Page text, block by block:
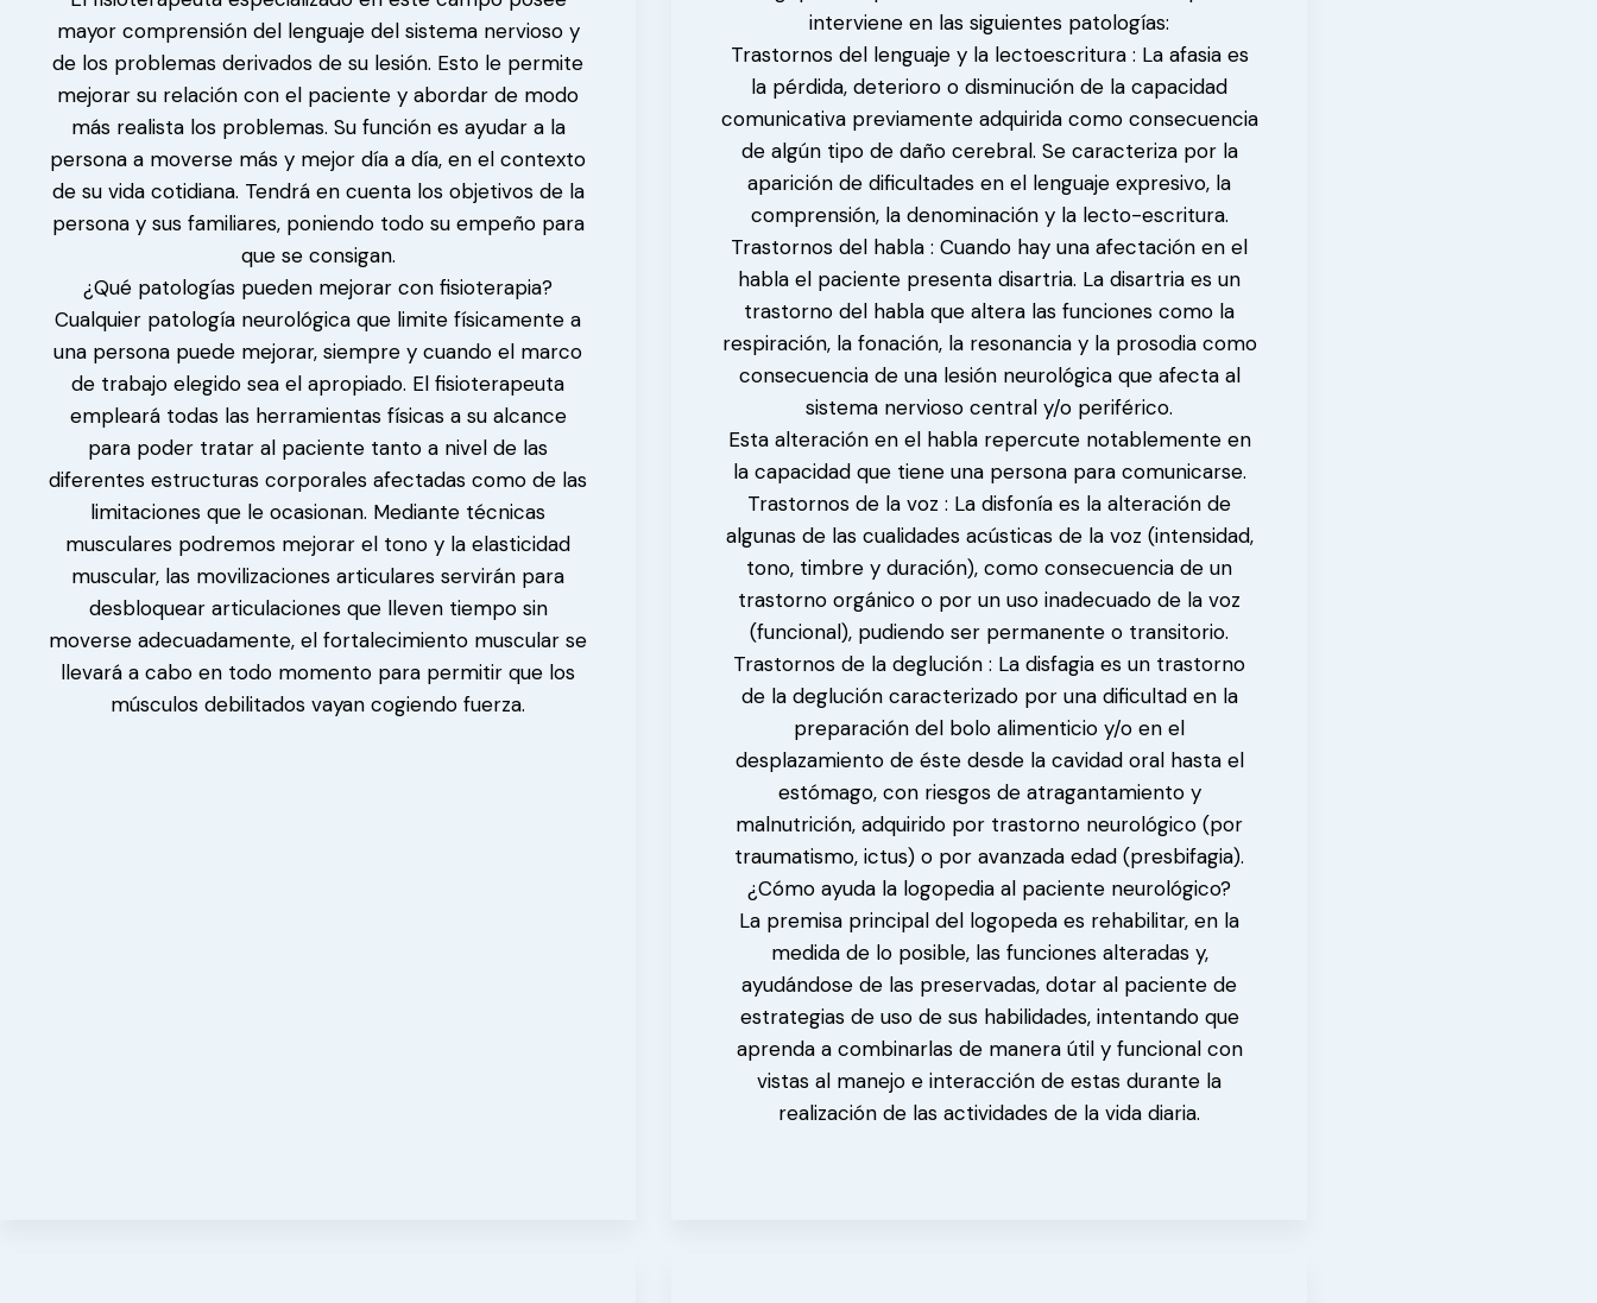
mayor comprensión del lenguaje del sistema nervioso y
de los problemas derivados de su lesión. Esto le permite
mejorar su relación con el paciente y abordar de modo
más realista los problemas. Su función es ayudar a la
persona a moverse más y mejor día a día, en el contexto
de su vida cotidiana. Tendrá en cuenta los objetivos de la
persona y sus familiares, poniendo todo su empeño para
que se consigan.
¿Qué patologías pueden mejorar con fisioterapia?
Cualquier patología neurológica que limite físicamente a
una persona puede mejorar, siempre y cuando el marco
de trabajo elegido sea el apropiado. El fisioterapeuta
empleará todas las herramientas físicas a su alcance
para poder tratar al paciente tanto a nivel de las
diferentes estructuras corporales afectadas como de las
limitaciones que le ocasionan. Mediante técnicas
musculares podremos mejorar el tono y la elasticidad
muscular, las movilizaciones articulares servirán para
desbloquear articulaciones que lleven tiempo sin
moverse adecuadamente, el fortalecimiento muscular se
llevará a cabo en todo momento para permitir que los
músculos debilitados vayan cogiendo fuerza.
interviene en las siguientes patologías:
Trastornos del lenguaje y la lectoescritura : La afasia es
la pérdida, deterioro o disminución de la capacidad
comunicativa previamente adquirida como consecuencia
de algún tipo de daño cerebral. Se caracteriza por la
aparición de dificultades en el lenguaje expresivo, la
comprensión, la denominación y la lecto-escritura.
Trastornos del habla : Cuando hay una afectación en el
habla el paciente presenta disartria. La disartria es un
trastorno del habla que altera las funciones como la
respiración, la fonación, la resonancia y la prosodia como
consecuencia de una lesión neurológica que afecta al
sistema nervioso central y/o periférico.
Esta alteración en el habla repercute notablemente en
la capacidad que tiene una persona para comunicarse.
Trastornos de la voz : La disfonía es la alteración de
algunas de las cualidades acústicas de la voz (intensidad,
tono, timbre y duración), como consecuencia de un
trastorno orgánico o por un uso inadecuado de la voz
(funcional), pudiendo ser permanente o transitorio.
Trastornos de la deglución : La disfagia es un trastorno
de la deglución caracterizado por una dificultad en la
preparación del bolo alimenticio y/o en el
desplazamiento de éste desde la cavidad oral hasta el
estómago, con riesgos de atragantamiento y
malnutrición, adquirido por trastorno neurológico (por
traumatismo, ictus) o por avanzada edad (presbifagia).
¿Cómo ayuda la logopedia al paciente neurológico?
La premisa principal del logopeda es rehabilitar, en la
medida de lo posible, las funciones alteradas y,
ayudándose de las preservadas, dotar al paciente de
estrategias de uso de sus habilidades, intentando que
aprenda a combinarlas de manera útil y funcional con
vistas al manejo e interacción de estas durante la
realización de las actividades de la vida diaria.